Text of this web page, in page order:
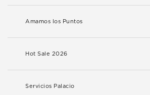
Amamos los Puntos
Hot Sale 2026
Servicios Palacio